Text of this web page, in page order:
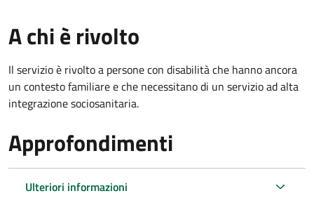
A chi è rivolto
Il servizio è rivolto a persone con disabilità che hanno ancora
un contesto familiare e che necessitano di un servizio ad alta
integrazione sociosanitaria.
Approfondimenti
Ulteriori informazioni